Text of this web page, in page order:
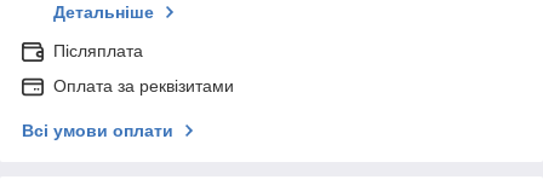
Детальніше
Післяплата
Оплата за реквізитами
Всі умови оплати